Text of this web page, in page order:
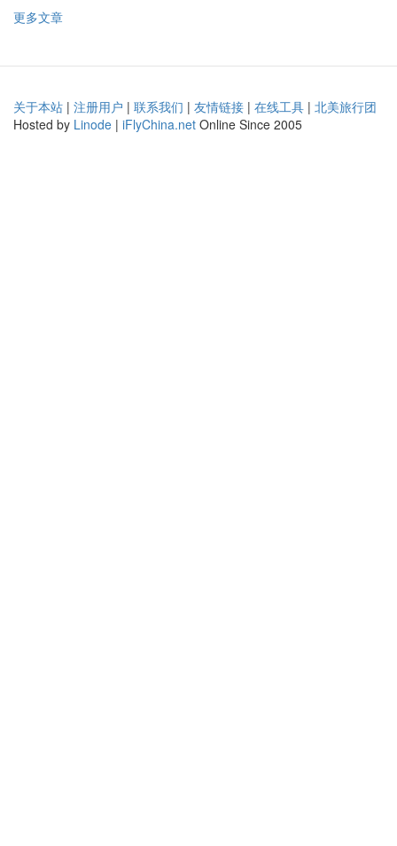
更多文章
关于本站 | 注册用户 | 联系我们 | 友情链接 | 在线工具 | 北美旅行团
Hosted by Linode | iFlyChina.net Online Since 2005